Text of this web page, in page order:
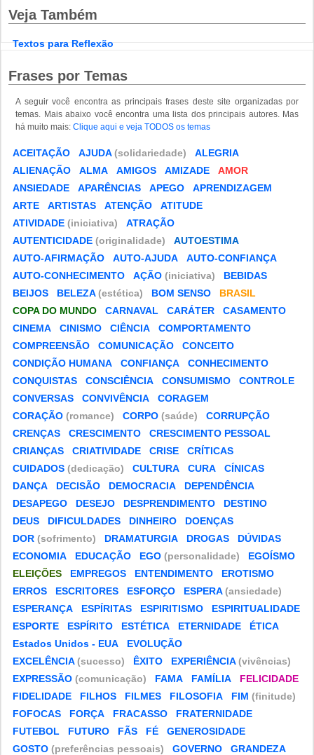
Veja Também
Textos para Reflexão
Frases por Temas
A seguir você encontra as principais frases deste site organizadas por
temas. Mais abaixo você encontra uma lista dos principais autores. Mas
há muito mais: Clique aqui e veja TODOS os temas
ACEITAÇÃO AJUDA(solidariedade)
ALEGRIA
ALIENAÇÃO
ALMA AMIGOS AMIZADE
AMOR
ANSIEDADE
APARÊNCIAS APEGO
APRENDIZAGEM
ARTE
ARTISTAS ATENÇÃO
ATITUDE
ATIVIDADE (iniciativa)
ATRAÇÃO
AUTENTICIDADE (originalidade)
AUTOESTIMA
AUTO-AFIRMAÇÃO
AUTO-AJUDA
AUTO-CONFIANÇA
AUTO-CONHECIMENTO
AÇÃO (iniciativa)
BEBIDAS
BEIJOS
BELEZA(estética) BOM SENSO
BRASIL
COPA DO MUNDO
CARNAVAL CARÁTER
CASAMENTO
CINEMA
CINISMO CIÊNCIA
COMPORTAMENTO
COMPREENSÃO
COMUNICAÇÃO
CONCEITO
CONDIÇÃO HUMANA
CONFIANÇA
CONHECIMENTO
CONQUISTAS
CONSCIÊNCIA CONSUMISMO
CONTROLE
CONVERSAS
CONVIVÊNCIA
CORAGEM
CORAÇÃO (romance) CORPO (saúde)
CORRUPÇÃO
CRENÇAS
CRESCIMENTO
CRESCIMENTO PESSOAL
CRIANÇAS
CRIATIVIDADE CRISE
CRÍTICAS
CUIDADOS (dedicação) CULTURA CURA
CÍNICAS
DANÇA
DECISÃO DEMOCRACIA
DEPENDÊNCIA
DESAPEGO
DESEJO DESPRENDIMENTO
DESTINO
DEUS
DIFICULDADES DINHEIRO
DOENÇAS
DOR (sofrimento) DRAMATURGIA DROGAS
DÚVIDAS
ECONOMIA
EDUCAÇÃO EGO (personalidade)
EGOÍSMO
ELEIÇÕES
EMPREGOS ENTENDIMENTO
EROTISMO
ERROS
ESCRITORES ESFORÇO ESPERA(ansiedade)
ESPERANÇA
ESPÍRITAS ESPIRITISMO
ESPIRITUALIDADE
ESPORTE
ESPÍRITO ESTÉTICA ETERNIDADE
ÉTICA
Estados Unidos - EUA
EVOLUÇÃO
EXCELÊNCIA(sucesso) ÊXITO EXPERIÊNCIA(vivências)
EXPRESSÃO (comunicação) FAMA FAMÍLIA
FELICIDADE
FIDELIDADE
FILHOS FILMES FILOSOFIA FIM (finitude)
FOFOCAS
FORÇA FRACASSO
FRATERNIDADE
FUTEBOL
FUTURO FÃS FÉ
GENEROSIDADE
GOSTO (preferências pessoais) GOVERNO
GRANDEZA